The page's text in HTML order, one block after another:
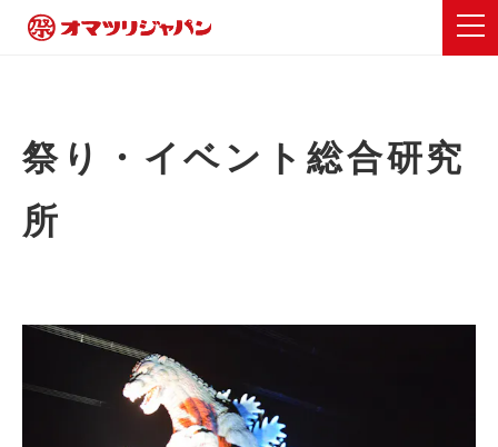
祭り・イベント総合研究
所